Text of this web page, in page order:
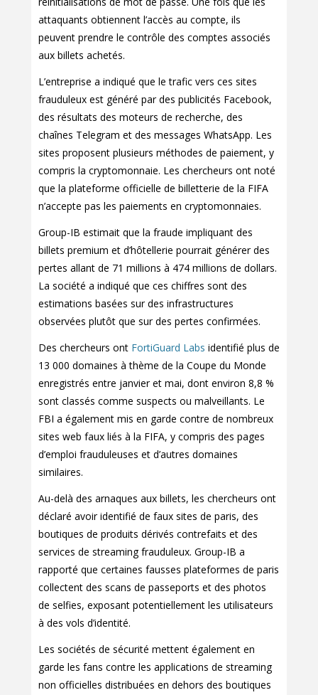
attaquants obtiennent l’accès au compte, ils
peuvent prendre le contrôle des comptes associés
aux billets achetés.
L’entreprise a indiqué que le trafic vers ces sites
frauduleux est généré par des publicités Facebook,
des résultats des moteurs de recherche, des
chaînes Telegram et des messages WhatsApp. Les
sites proposent plusieurs méthodes de paiement, y
compris la cryptomonnaie. Les chercheurs ont noté
que la plateforme officielle de billetterie de la FIFA
n’accepte pas les paiements en cryptomonnaies.
Group-IB estimait que la fraude impliquant des
billets premium et d’hôtellerie pourrait générer des
pertes allant de 71 millions à 474 millions de dollars.
La société a indiqué que ces chiffres sont des
estimations basées sur des infrastructures
observées plutôt que sur des pertes confirmées.
Des chercheurs ont FortiGuard Labs identifié plus de
13 000 domaines à thème de la Coupe du Monde
enregistrés entre janvier et mai, dont environ 8,8 %
sont classés comme suspects ou malveillants. Le
FBI a également mis en garde contre de nombreux
sites web faux liés à la FIFA, y compris des pages
d’emploi frauduleuses et d’autres domaines
similaires.
Au-delà des arnaques aux billets, les chercheurs ont
déclaré avoir identifié de faux sites de paris, des
boutiques de produits dérivés contrefaits et des
services de streaming frauduleux. Group-IB a
rapporté que certaines fausses plateformes de paris
collectent des scans de passeports et des photos
de selfies, exposant potentiellement les utilisateurs
à des vols d’identité.
Les sociétés de sécurité mettent également en
garde les fans contre les applications de streaming
non officielles distribuées en dehors des boutiques